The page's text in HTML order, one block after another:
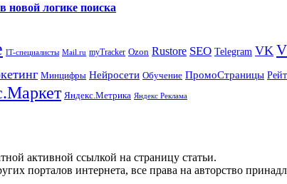
новой логике поиска
IT-специалисты Mail.ru myTracker Ozon Rustore SEO Telegram VK
Минцифры Нейросети Обучение ПромоСтраницы
Яндекс.Метрика Яндекс Реклама
активной ссылкой на страницу статьи.
порталов интернета, все права на авторство